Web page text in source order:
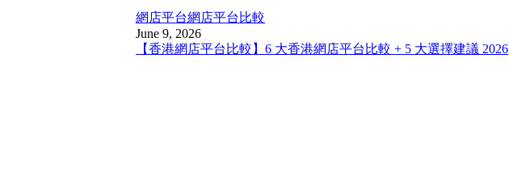
網店平台網店平台比較
June 9, 2026
【香港網店平台比較】6 大香港網店平台比較 + 5 大選擇建議 2026